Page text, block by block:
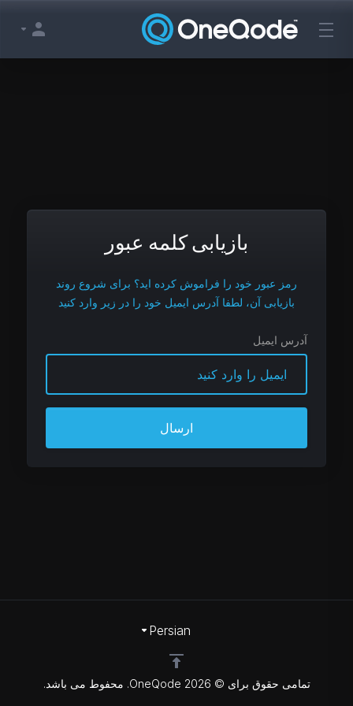
بازیابی کلمه عبور
رمز عبور خود را فراموش کرده اید؟ برای شروع روند
بازیابی آن، لطفا آدرس ایمیل خود را در زیر وارد کنید
آدرس ایمیل
ارسال
تمامی حقوق برای © 2026 OneQode. محفوط می باشد.
Persian